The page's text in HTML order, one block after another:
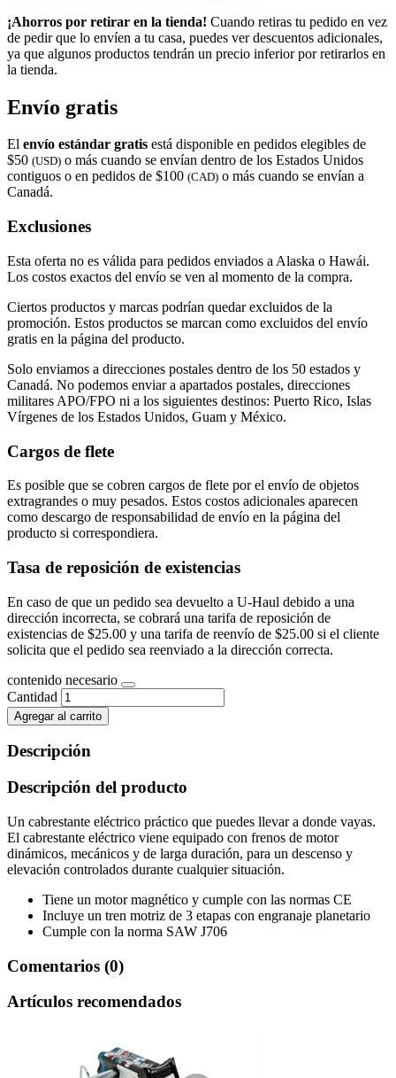
¡Ahorros por retirar en la tienda! Cuando retiras tu pedido en vez
de pedir que lo envíen a tu casa, puedes ver descuentos adicionales,
ya que algunos productos tendrán un precio inferior por retirarlos en
la tienda.
Envío gratis
El envío estándar gratis está disponible en pedidos elegibles de
$50 (USD) o más cuando se envían dentro de los Estados Unidos
contiguos o en pedidos de $100 (CAD) o más cuando se envían a
Canadá.
Exclusiones
Esta oferta no es válida para pedidos enviados a Alaska o Hawái.
Los costos exactos del envío se ven al momento de la compra.
Ciertos productos y marcas podrían quedar excluidos de la
promoción. Estos productos se marcan como excluidos del envío
gratis en la página del producto.
Solo enviamos a direcciones postales dentro de los 50 estados y
Canadá. No podemos enviar a apartados postales, direcciones
militares APO/FPO ni a los siguientes destinos: Puerto Rico, Islas
Vírgenes de los Estados Unidos, Guam y México.
Cargos de flete
Es posible que se cobren cargos de flete por el envío de objetos
extragrandes o muy pesados. Estos costos adicionales aparecen
como descargo de responsabilidad de envío en la página del
producto si correspondiera.
Tasa de reposición de existencias
En caso de que un pedido sea devuelto a U-Haul debido a una
dirección incorrecta, se cobrará una tarifa de reposición de
existencias de $25.00 y una tarifa de reenvío de $25.00 si el cliente
solicita que el pedido sea reenviado a la dirección correcta.
contenido necesario
Cantidad
Agregar al carrito
Descripción
Descripción del producto
Un cabrestante eléctrico práctico que puedes llevar a donde vayas.
El cabrestante eléctrico viene equipado con frenos de motor
dinámicos, mecánicos y de larga duración, para un descenso y
elevación controlados durante cualquier situación.
Tiene un motor magnético y cumple con las normas CE
Incluye un tren motriz de 3 etapas con engranaje planetario
Cumple con la norma SAW J706
Comentarios (0)
Artículos recomendados